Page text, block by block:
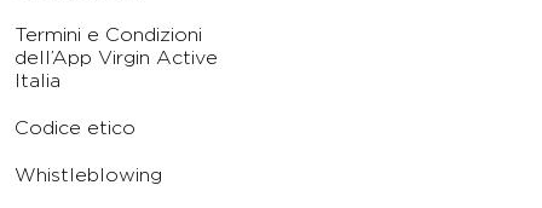
Termini e Condizioni
dell’App Virgin Active
Italia
Codice etico
Whistleblowing